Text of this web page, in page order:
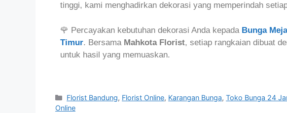
tinggi, kami menghadirkan dekorasi yang memperindah
🌹 Percayakan kebutuhan dekorasi Anda kepada Bunga
Timur. Bersama Mahkota Florist, setiap rangkaian dibuat
untuk hasil yang memuaskan.
Florist Bandung, Florist Online, Karangan Bunga,Toko Bunga 24
Online